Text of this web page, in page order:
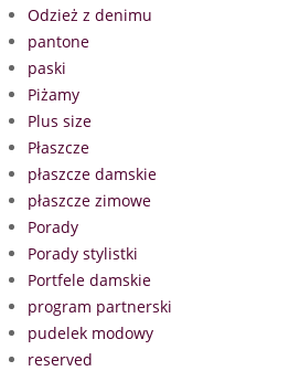
Odzież z denimu
pantone
paski
Piżamy
Plus size
Płaszcze
płaszcze damskie
płaszcze zimowe
Porady
Porady stylistki
Portfele damskie
program partnerski
pudelek modowy
reserved